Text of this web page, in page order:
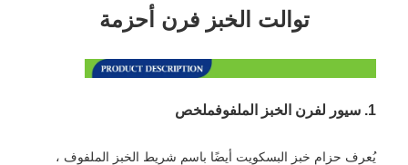
توالت الخبز فرن أحزمة
1. سيور لفرن الخبز الملفوف ملخص
يُعرف حزام خبز البسكويت أيضًا باسم شريط الخبز الملفوف ،